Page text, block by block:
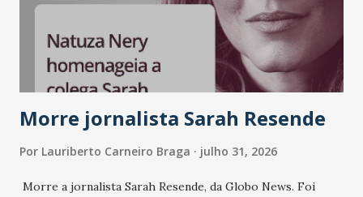
Morre jornalista Sarah Resende
Por Lauriberto Carneiro Braga julho 31, 2026
Morre a jornalista Sarah Resende, da Globo News. Foi